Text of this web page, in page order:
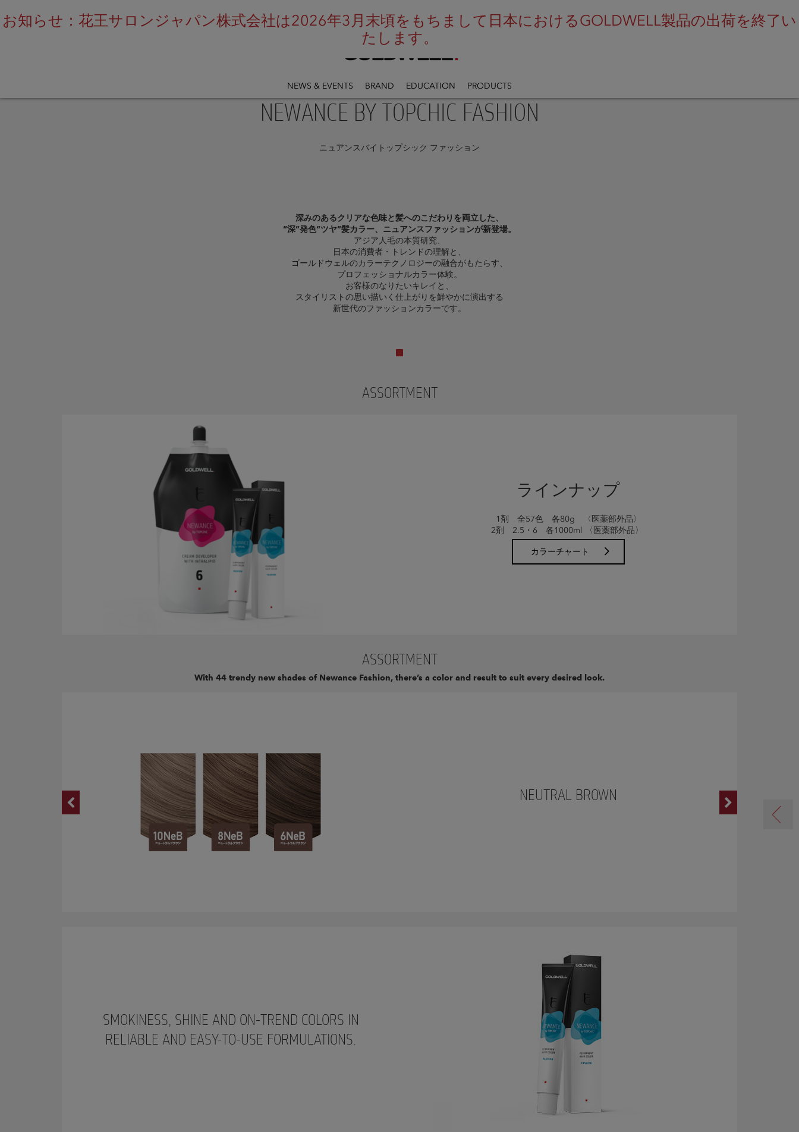
NEWS & EVENTS BRAND EDUCATION PRODUCTS
お知らせ：花王サロンジャパン株式会社は2026年3月末頃をもちまして日本におけるGOLDWELL製品の出荷を終了い
たします。
NEWANCE BY TOPCHIC FASHION
ニュアンスバイトップシック ファッション
深みのあるクリアな色味と髪へのこだわりを両立した、
“深”発色“ツヤ”髪カラー、ニュアンスファッションが新登場。
アジア人毛の本質研究、
日本の消費者・トレンドの理解と、
ゴールドウェルのカラーテクノロジーの融合がもたらす、
プロフェッショナルカラー体験。
お客様のなりたいキレイと、
スタイリストの思い描いく仕上がりを鮮やかに演出する
新世代のファッションカラーです。
ASSORTMENT
ラインナップ
1剤 全57色 各80g 〈医薬部外品〉
2剤 2.5・6 各1000ml 〈医薬部外品〉
カラーチャート
ASSORTMENT
With 44 trendy new shades of Newance Fashion, there’s a color and result to suit every desired look.
NEUTRAL BROWN
SMOKINESS, SHINE AND ON-TREND COLORS IN
RELIABLE AND EASY-TO-USE FORMULATIONS.